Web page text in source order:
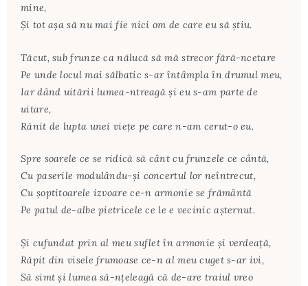
mine,
Şi tot aşa să nu mai fie nici om de care eu să ştiu.
Tăcut, sub frunze ca nălucă să mă strecor fără-ncetare
Pe unde locul mai sălbatic s-ar întâmpla în drumul meu,
Iar dând uitării lumea-ntreagă şi eu s-am parte de
uitare,
Rănit de lupta unei vieţe pe care n-am cerut-o eu.
Spre soarele ce se ridică să cânt cu frunzele ce cântă,
Cu paserile modulându-şi concertul lor neîntrecut,
Cu şoptitoarele izvoare ce-n armonie se frământă
Pe patul de-albe pietricele ce le e vecinic aşternut.
Şi cufundat prin al meu suflet în armonie şi verdeaţă,
Răpit din visele frumoase ce-n al meu cuget s-ar ivi,
Să simt şi lumea să-nţeleagă că de-are traiul vreo